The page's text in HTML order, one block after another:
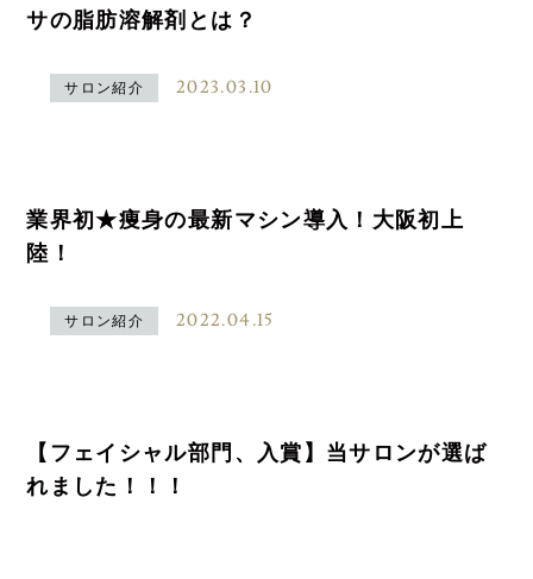
サの脂肪溶解剤とは？
サロン紹介 2023.03.10
業界初★痩身の最新マシン導入！大阪初上
陸！
サロン紹介 2022.04.15
【フェイシャル部門、入賞】当サロンが選ば
れました！！！